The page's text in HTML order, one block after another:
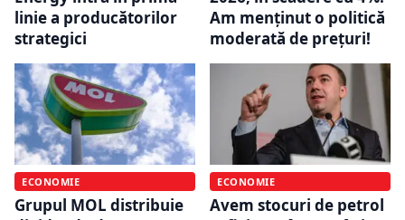
linie a producătorilor
strategici
Am menținut o politică
moderată de prețuri!
ECONOMIE
Grupul MOL distribuie
ECONOMIE
Avem stocuri de petrol